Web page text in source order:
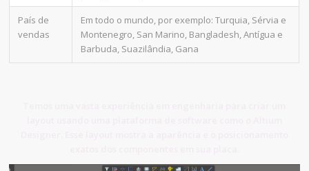
País de
vendas
Em todo o mundo, por exemplo: Turquia, Sérvia e
Montenegro, San Marino, Bangladesh, Antígua e
Barbuda, Suazilândia, Gana